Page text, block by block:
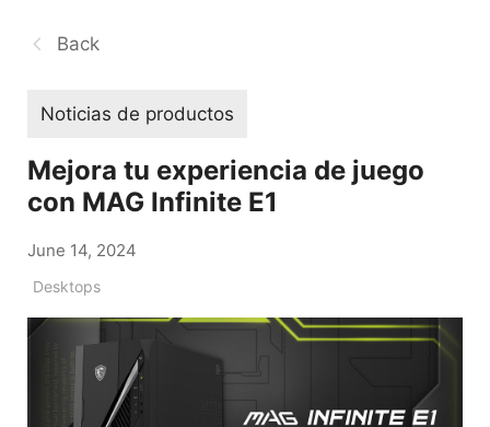
Back
Noticias de productos
Mejora tu experiencia de juego
con MAG Infinite E1
June 14, 2024
Desktops